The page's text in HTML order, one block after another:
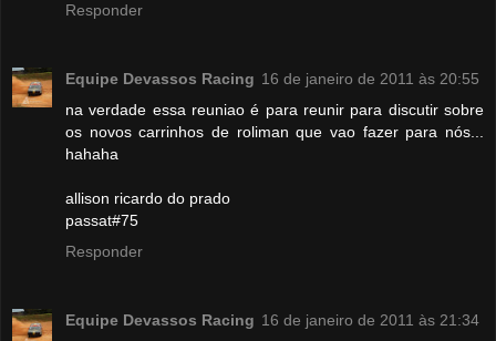
Responder
Equipe Devassos Racing 16 de janeiro de 2011 às 20:55
na verdade essa reuniao é para reunir para discutir sobre
os novos carrinhos de roliman que vao fazer para nós...
hahaha
allison ricardo do prado
passat#75
Responder
Equipe Devassos Racing 16 de janeiro de 2011 às 21:34